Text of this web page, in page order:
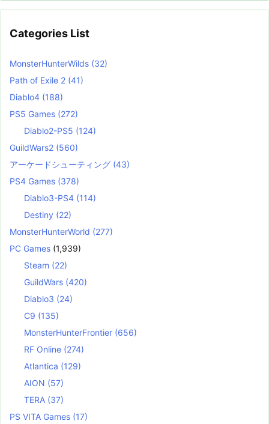
Categories List
MonsterHunterWilds (32)
Path of Exile 2 (41)
Diablo4 (188)
PS5 Games (272)
Diablo2-PS5 (124)
GuildWars2 (560)
アーケードシューティング (43)
PS4 Games (378)
Diablo3-PS4 (114)
Destiny (22)
MonsterHunterWorld (277)
PC Games (1,939)
Steam (22)
GuildWars (420)
Diablo3 (24)
C9 (135)
MonsterHunterFrontier (656)
RF Online (274)
Atlantica (129)
AION (57)
TERA (37)
PS VITA Games (17)